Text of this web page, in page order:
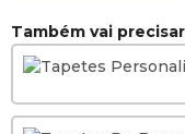
Também vai